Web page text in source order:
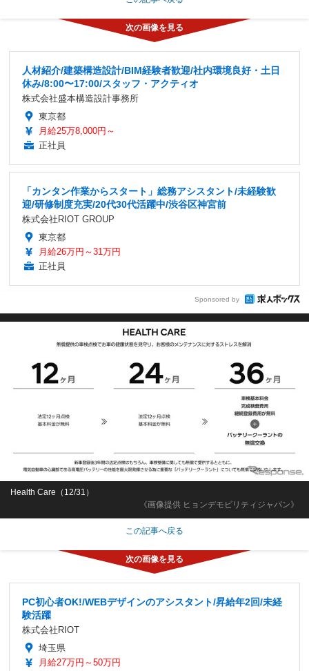
人材紹介/建築構造設計/BIM経験者歓迎/社内環境良好・土日
休み/8:00〜17:00/スタッフ・アクティオ
株式会社盛本構造設計事務所
東京都
月給25万8,000円～
正社員
「カンタン作業からスタート」総務アシスタント/未経験歓
迎/研修制度充実/20代30代活躍中/渋谷区神宮前
株式会社RIOT GROUP
東京都
月給26万円～31万円
正社員
Sponsored by
《画像提供 ヒョンデモビリティジャパン》
Health Care（12/31）
この記事へ戻る
PC初心者OK!/WEBデザインのアシスタント/昇給年2回/未経
験活躍
株式会社RIOT
埼玉県
月給27万円～50万円